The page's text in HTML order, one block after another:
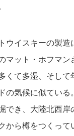
ウイスキーの製造
マット・ホフマン
くて多湿、そして
の気候に似ている
でき、大陸北西岸
から樽をつくって